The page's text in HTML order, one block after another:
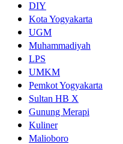
DIY
Kota Yogyakarta
UGM
Muhammadiyah
LPS
UMKM
Pemkot Yogyakarta
Sultan HB X
Gunung Merapi
Kuliner
Malioboro